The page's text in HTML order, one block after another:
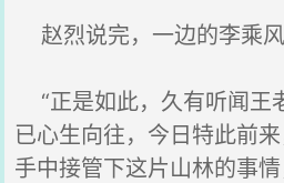
赵烈说完，一边的李乘风
“正是如此，久有听闻王
已心生向往，今日特此前
手中接管下这片山林的事